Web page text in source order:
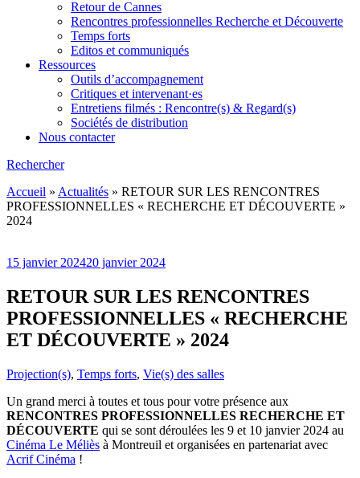
Retour de Cannes
Rencontres professionnelles Recherche et Découverte
Temps forts
Editos et communiqués
Ressources
Outils d’accompagnement
Critiques et intervenant·es
Entretiens filmés : Rencontre(s) & Regard(s)
Sociétés de distribution
Nous contacter
Rechercher
Accueil » Actualités » RETOUR SUR LES RENCONTRES
PROFESSIONNELLES « RECHERCHE ET DÉCOUVERTE »
2024
15 janvier 202420 janvier 2024
RETOUR SUR LES RENCONTRES
PROFESSIONNELLES « RECHERCHE
ET DÉCOUVERTE » 2024
Projection(s), Temps forts, Vie(s) des salles
Un grand merci à toutes et tous pour votre présence aux
RENCONTRES PROFESSIONNELLES RECHERCHE ET
DÉCOUVERTE qui se sont déroulées les 9 et 10 janvier 2024 au
Cinéma Le Méliès à Montreuil et organisées en partenariat avec
Acrif Cinéma !